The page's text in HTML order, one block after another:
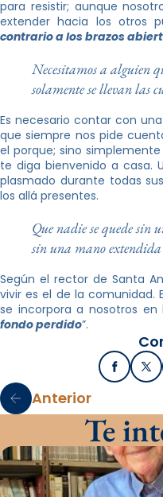
para resistir; aunque
extender hacia los otros
contrario a los brazos
Necesitamos a alguien
solamente se llevan las
Es necesario contar con
que siempre nos pide
el porque; sino
te diga bienvenido a casa.
plasmado durante todas
los allá presentes.
Que nadie se quede sin
sin una mano extendida
Según el rector de Santa
vivir es el de la comunidad.
se incorpora a nosotros en
fondo perdido”.
X
Anterior
Te